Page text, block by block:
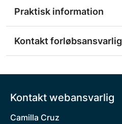
Praktisk information
Kontakt forløbsansvarlig
Kontakt webansvarlig
Camilla Cruz